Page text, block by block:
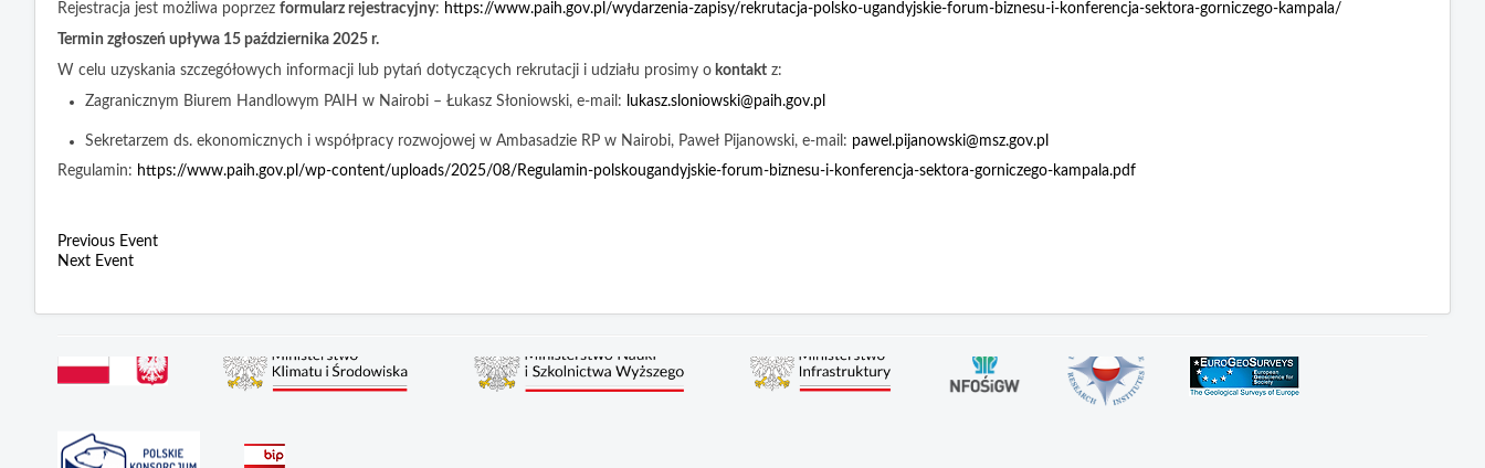
Rejestracja jest możliwa poprzez formularz rejestracyjny: https://www.paih.gov.pl/wydarzenia-zapisy/rekrutacja-polsko-ugandyjskie-forum-biznesu-i-konferencja-sektora-gorniczego-kampala/
Termin zgłoszeń upływa 15 października 2025 r.
W celu uzyskania szczegółowych informacji lub pytań dotyczących rekrutacji i udziału prosimy o kontakt z:
Zagranicznym Biurem Handlowym PAIH w Nairobi – Łukasz Słoniowski, e-mail:
lukasz.sloniowski@paih.gov.pl
Sekretarzem ds. ekonomicznych i współpracy rozwojowej w Ambasadzie RP w Nairobi, Paweł Pijanowski, e-mail: pawel.pijanowski@msz.gov.pl
Regulamin: https://www.paih.gov.pl/wp-content/uploads/2025/08/Regulamin-polskougandyjskie-forum-biznesu-i-konferencja-sektora-gorniczego-kampala.pdf
Previous Event
Next Event